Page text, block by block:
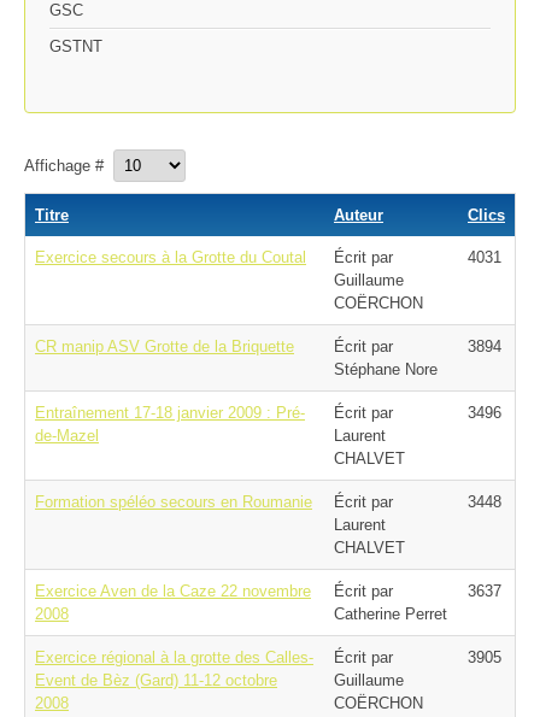
GSC
GSTNT
Affichage #
Titre Auteur Clics
Exercice secours à la Grotte du Coutal
Écrit par
Guillaume
COËRCHON
4031
CR manip ASV Grotte de la Briquette
Écrit par
Stéphane Nore
3894
Entraînement 17-18 janvier 2009 : Pré-
de-Mazel
Écrit par
Laurent
CHALVET
3496
Formation spéléo secours en Roumanie
Écrit par
Laurent
CHALVET
3448
Exercice Aven de la Caze 22 novembre
2008
Écrit par
Catherine Perret
3637
Exercice régional à la grotte des Calles-
Event de Bèz (Gard) 11-12 octobre
2008
Écrit par
Guillaume
COËRCHON
3905